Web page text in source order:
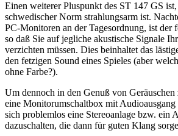
Einen weiterer Pluspunkt des ST 147 GS ist,
schwedischer Norm strahlungsarm ist.
PC-Monitoren an der Tagesordnung, ist der
so daß Sie auf jegliche akustische Signale
verzichten müssen. Dies beinhaltet das
den fetzigen Sound eines Spieles (aber
ohne Farbe?).
Um dennoch in den Genuß von Geräuschen
eine Monitorumschaltbox mit
sich problemlos eine Stereoanlage bzw. ein
dazuschalten, die dann für guten Klang